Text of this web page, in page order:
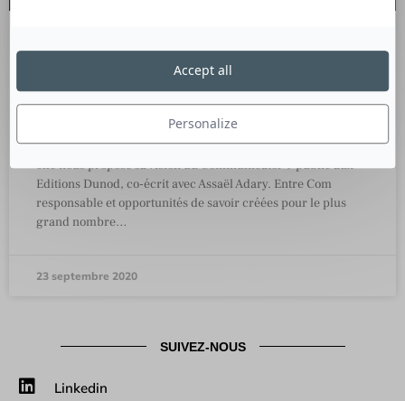
Pourquoi le Communicator 9 peut-il
accompagner les DirCom et la
communication de demain ?
Tribune de Céline Mas, écrivaine et entrepreneurs sociale:
elle nous propose sa vision du Communicator 9 publié aux
Editions Dunod, co-écrit avec Assaël Adary. Entre Com
responsable et opportunités de savoir créées pour le plus
grand nombre…
23 septembre 2020
SUIVEZ-NOUS
Linkedin
Personalize
Accept all